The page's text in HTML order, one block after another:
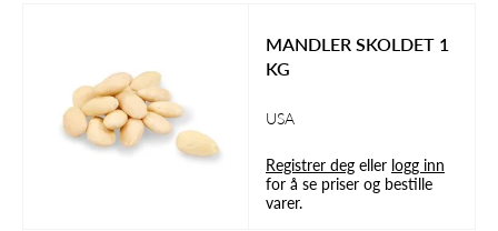
MANDLER SKOLDET 1
KG
USA
Registrer deg eller logg inn
for å se priser og bestille
varer.